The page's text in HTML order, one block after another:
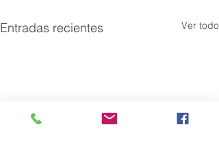
Entradas recientes Ver todo